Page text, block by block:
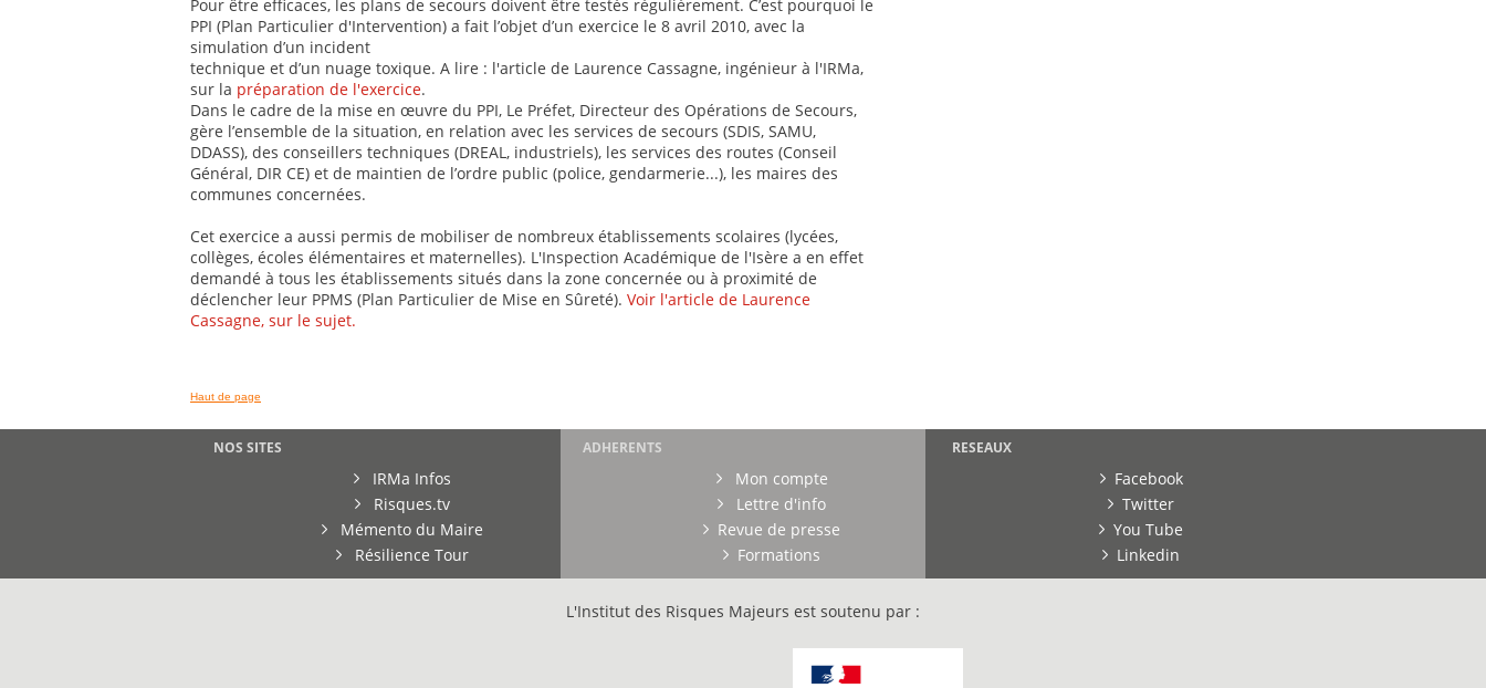
Pour être efficaces, les plans de secours doivent être testés régulièrement. C’est pourquoi le
PPI (Plan Particulier d'Intervention) a fait l’objet d’un exercice le 8 avril 2010, avec la
simulation d’un incident
technique et d’un nuage toxique. A lire : l'article de Laurence Cassagne, ingénieur à l'IRMa,
sur la préparation de l'exercice.
Dans le cadre de la mise en œuvre du PPI, Le Préfet, Directeur des Opérations de Secours,
gère l’ensemble de la situation, en relation avec les services de secours (SDIS, SAMU,
DDASS), des conseillers techniques (DREAL, industriels), les services des routes (Conseil
Général, DIR CE) et de maintien de l’ordre public (police, gendarmerie...), les maires des
communes concernées.
Cet exercice a aussi permis de mobiliser de nombreux établissements scolaires (lycées,
collèges, écoles élémentaires et maternelles). L'Inspection Académique de l'Isère a en effet
demandé à tous les établissements situés dans la zone concernée ou à proximité de
déclencher leur PPMS (Plan Particulier de Mise en Sûreté). Voir l'article de Laurence
Cassagne, sur le sujet.
Haut de page
NOS SITES
IRMa Infos
Risques.tv
Mémento du Maire
Résilience Tour
ADHERENTS
Mon compte
Lettre d'info
Revue de presse
Formations
RESEAUX
Facebook
Twitter
You Tube
Linkedin
L'Institut des Risques Majeurs est soutenu par :